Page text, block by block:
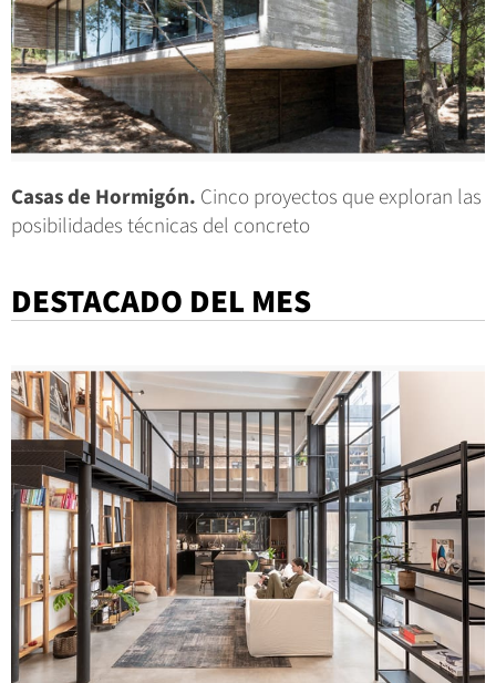
Casas de Hormigón. Cinco proyectos que exploran las
posibilidades técnicas del concreto
DESTACADO DEL MES